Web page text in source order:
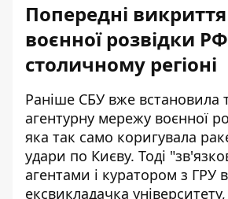
Попередні
воєнної розвідки
столичному регіоні
Раніше СБУ вже встановила
агентурну мережу воєнної
яка так само коригувала
удари по Києву. Тоді
агентами і куратором з ГРУ
ексвикладачка